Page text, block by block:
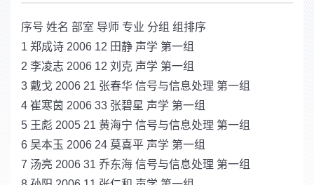
序号 姓名 部室 导师 专业 分组 组排序
1 郑成诗 2006 12 田静 声学 第一组
2 李凌志 2006 12 刘克 声学 第一组
3 戴戈 2006 21 张春华 信号与信息处理 第一组
4 崔寒茵 2006 33 张碧星 声学 第一组
5 王彪 2005 21 黄海宁 信号与信息处理 第一组
6 吴本玉 2006 24 莫喜平 声学 第一组
7 汤亮 2006 31 乔东海 信号与信息处理 第一组